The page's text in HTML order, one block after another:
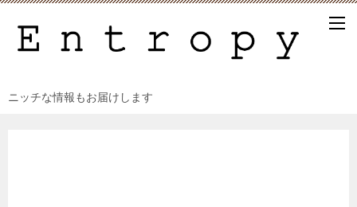
ニッチな情報もお届けします